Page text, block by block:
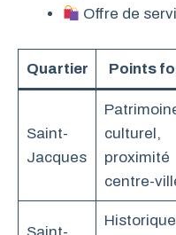
Offre de
Quartier Points
Saint-
Jacques
culturel,
proximité
centre-
Saint-